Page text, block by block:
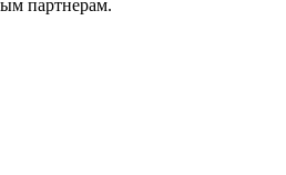
партнерам.